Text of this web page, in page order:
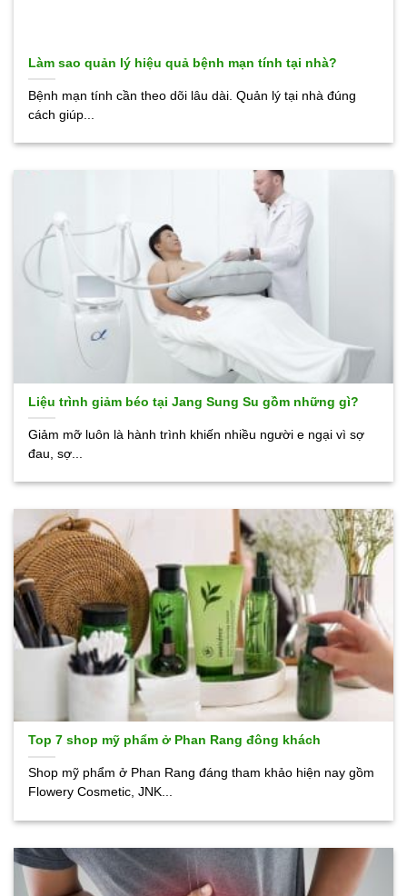
Làm sao quản lý hiệu quả bệnh mạn tính tại nhà?
Bệnh mạn tính cần theo dõi lâu dài. Quản lý tại nhà đúng
cách giúp...
Liệu trình giảm béo tại Jang Sung Su gồm những gì?
Giảm mỡ luôn là hành trình khiến nhiều người e ngại vì sợ
đau, sợ...
Top 7 shop mỹ phẩm ở Phan Rang đông khách
Shop mỹ phẩm ở Phan Rang đáng tham khảo hiện nay gồm
Flowery Cosmetic, JNK...